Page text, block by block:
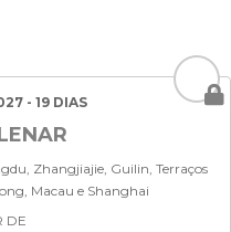
- 19 DIAS
Zhangjiajie, Guilin, Terraços
Macau e Shanghai
DE